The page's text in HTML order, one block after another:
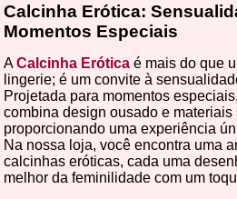
Calcinha Erótica:
Momentos Especiais
ACalcinha Erótica é mais do que
lingerie; é um convite à
Projetada para momentos
combina design ousado e materiais
proporcionando uma experiência
Na nossa loja, você encontra uma
calcinhas eróticas, cada uma
melhor da feminilidade com um